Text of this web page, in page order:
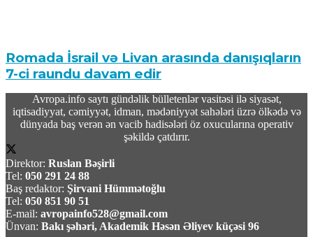
Romada İsrail və Livan arasında danışıqların
7-ci raundu davam edir
06 Avqust 2026 / 20:23
12
Rusiydan Bakıya uçan azərbaycanlı iş adamı
aeroportda saxlanıldı
Avropa.info saytı gündəlik bülletenlər vasitəsi ilə siyasət,
iqtisadiyyat, cəmiyyət, idman, mədəniyyət sahələri üzrə ölkədə və
dünyada baş verən ən vacib hadisələri öz oxucularına operativ
şəkildə çatdırır.
Direktor: Ruslan Bəşirli
Tel: 050 291 24 88
Baş redaktor: Şirvani Hümmətoğlu
Tel: 050 851 90 51
E-mail: avropainfo528@gmail.com
Ünvan: Bakı şəhəri, Akademik Həsən Əliyev küçəsi 96